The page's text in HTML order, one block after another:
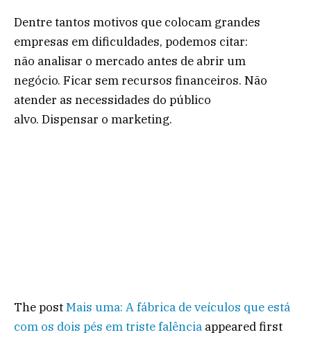
Dentre tantos motivos que colocam grandes
empresas em dificuldades, podemos citar:
não analisar o mercado antes de abrir um
negócio. Ficar sem recursos financeiros. Não
atender as necessidades do público
alvo. Dispensar o marketing.
The postMais uma: A fábrica de veículos que está
com os dois pés em triste falência appeared first